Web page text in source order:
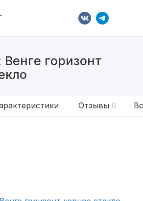
Венге горизонт
Отзывы 0